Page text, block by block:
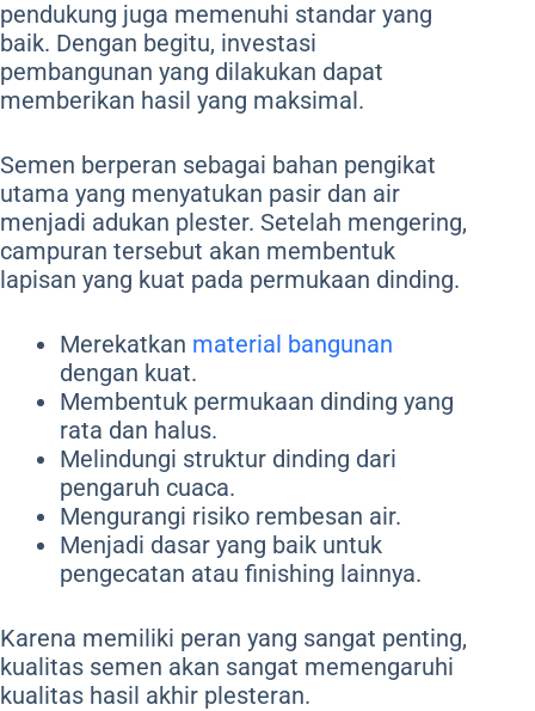
pendukung juga memenuhi standar yang
baik. Dengan begitu, investasi
pembangunan yang dilakukan dapat
memberikan hasil yang maksimal.
Semen berperan sebagai bahan pengikat
utama yang menyatukan pasir dan air
menjadi adukan plester. Setelah mengering,
campuran tersebut akan membentuk
lapisan yang kuat pada permukaan dinding.
Merekatkan material bangunan
dengan kuat.
Membentuk permukaan dinding yang
rata dan halus.
Melindungi struktur dinding dari
pengaruh cuaca.
Mengurangi risiko rembesan air.
Menjadi dasar yang baik untuk
pengecatan atau finishing lainnya.
Karena memiliki peran yang sangat penting,
kualitas semen akan sangat memengaruhi
kualitas hasil akhir plesteran.